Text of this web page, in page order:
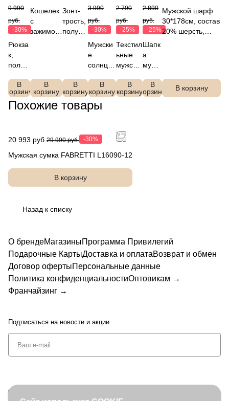
9 990
руб.
-30%
Рюкза
к,
полиэ
FABR
ETTI
YXN3
В
корзину
Кошелек
с
зажимом
I
Q260273
-2
В
корзину
Зонт-
трость,
полуав
02-2
В
корзину
3 990
руб.
-30%
Мужски
е
солнцез
е очки
FABRET
TI
В
корзину
2 790
руб.
-25%
Текстил
ьные
мужски
перчатк
и
1
В
корзину
2 890
руб.
-25%
Шапк
а
мужс
FABR
ETTI
В
корзину
Мужской шарф
30*178см, состав
20% шерсть,
ETTI, VGD0001-2
В корзину
Похожие товары
20 993 руб. 29 990 руб. -30%
Мужская сумка FABRETTI L16090-12
В корзину
Назад к списку
О брендеМагазиныПрограмма Привилегий
Подарочные КартыДоставка и оплатаВозврат и обмен
Договор офертыПерсональные данные
Политика конфиденциальностиОптовикам →
Франчайзинг →
Подписаться на новости и акции